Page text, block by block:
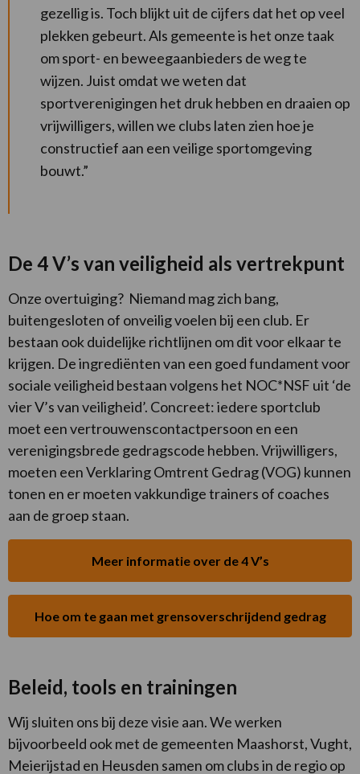
gezellig is. Toch blijkt uit de cijfers dat het op veel
plekken gebeurt. Als gemeente is het onze taak
om sport- en beweegaanbieders de weg te
wijzen. Juist omdat we weten dat
sportverenigingen het druk hebben en draaien op
vrijwilligers, willen we clubs laten zien hoe je
constructief aan een veilige sportomgeving
bouwt.”
De 4 V’s van veiligheid als vertrekpunt
Onze overtuiging? Niemand mag zich bang,
buitengesloten of onveilig voelen bij een club. Er
bestaan ook duidelijke richtlijnen om dit voor elkaar te
krijgen. De ingrediënten van een goed fundament voor
sociale veiligheid bestaan volgens het NOC*NSF uit ‘de
vier V’s van veiligheid’. Concreet: iedere sportclub
moet een vertrouwenscontactpersoon en een
verenigingsbrede gedragscode hebben. Vrijwilligers,
moeten een Verklaring Omtrent Gedrag (VOG) kunnen
tonen en er moeten vakkundige trainers of coaches
aan de groep staan.
Meer informatie over de 4 V’s
Hoe om te gaan met grensoverschrijdend gedrag
Beleid, tools en trainingen
Wij sluiten ons bij deze visie aan. We werken
bijvoorbeeld ook met de gemeenten Maashorst, Vught,
Meierijstad en Heusden samen om clubs in de regio op